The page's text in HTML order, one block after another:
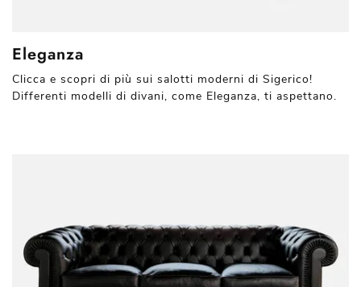
Eleganza
Clicca e scopri di più sui salotti moderni di Sigerico!
Differenti modelli di divani, come Eleganza, ti aspettano.